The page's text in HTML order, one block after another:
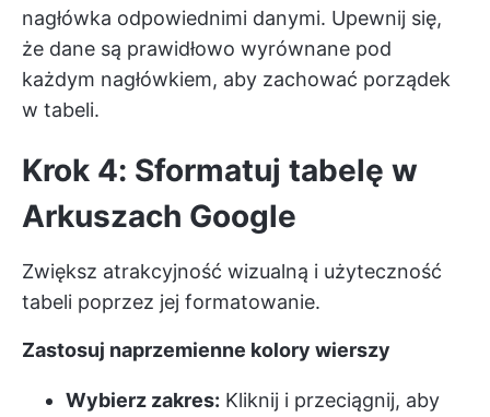
nagłówka odpowiednimi danymi. Upewnij się,
że dane są prawidłowo wyrównane pod
każdym nagłówkiem, aby zachować porządek
w tabeli.
Krok 4: Sformatuj tabelę w
Arkuszach Google
Zwiększ atrakcyjność wizualną i użyteczność
tabeli poprzez jej formatowanie.
Zastosuj naprzemienne kolory wierszy
Wybierz zakres: Kliknij i przeciągnij, aby